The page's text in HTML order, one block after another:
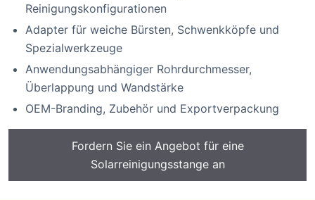
Reinigungskonfigurationen
Adapter für weiche Bürsten, Schwenkköpfe und
Spezialwerkzeuge
Anwendungsabhängiger Rohrdurchmesser,
Überlappung und Wandstärke
OEM-Branding, Zubehör und Exportverpackung
Fordern Sie ein Angebot für eine
Solarreinigungsstange an